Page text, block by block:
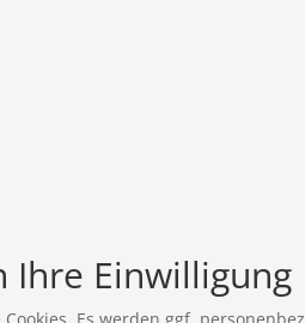
Ihre Einwilligung